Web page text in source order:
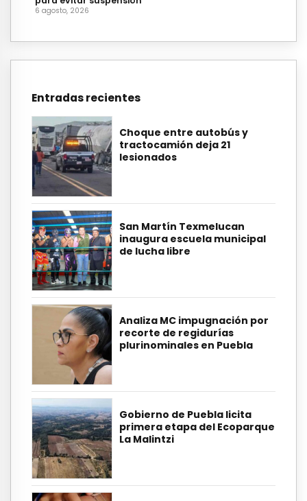
6 agosto, 2026
Entradas recientes
Choque entre autobús y
tractocamión deja 21
lesionados
San Martín Texmelucan
inaugura escuela municipal
de lucha libre
Analiza MC impugnación por
recorte de regidurías
plurinominales en Puebla
Gobierno de Puebla licita
primera etapa del Ecoparque
La Malintzi